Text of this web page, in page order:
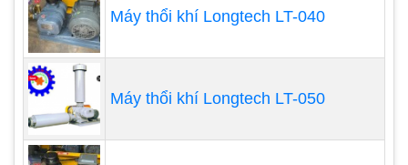
Máy thổi khítại các xí nghiệp sản xuất điện năng
lượng mặt trời, năng lượng gió, thủy điện, nhiệt
điện. Thiết bị này cung cấp khí nén cho nhiều máy
móc như khối hệ thống dầu áp lực nặng nề điều
khiển và tinh chỉnh máy trong tổ máy, điều khiển
và tinh chỉnh van cầu, vệ sinh làm sạch đường ống
Máy thổi khí Longtech LT-040
Máy thổi khí Longtech LT-050